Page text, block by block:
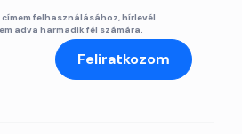
felhasználásához, hírlevél
adva harmadik fél számára.
Feliratkozom